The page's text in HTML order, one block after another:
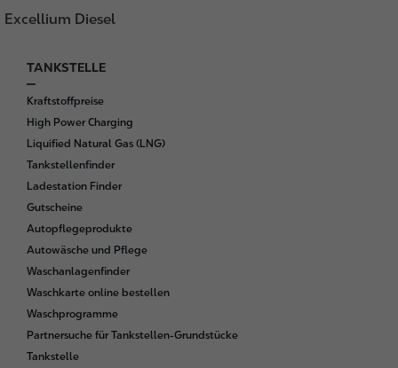
Excellium Diesel
F
o
o
t
e
r
TANKSTELLE
Kraftstoffpreise
High Power Charging
Liquified Natural Gas (LNG)
Tankstellenfinder
Ladestation Finder
Gutscheine
Autopflegeprodukte
Autowäsche und Pflege
Waschanlagenfinder
Waschkarte online bestellen
Waschprogramme
Partnersuche für Tankstellen-Grundstücke
Tankstelle